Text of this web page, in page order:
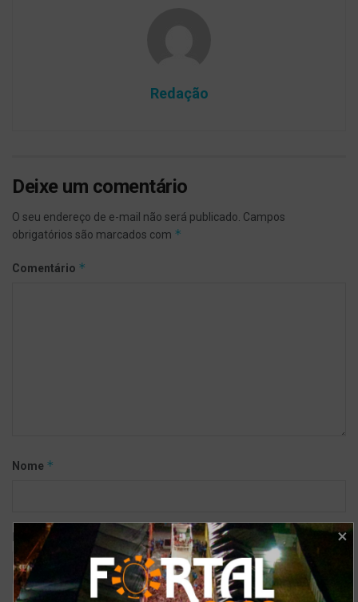
Redação
Deixe um comentário
O seu endereço de e-mail não será publicado. Campos
obrigatórios são marcados com *
Comentário *
Nome *
E-mail*